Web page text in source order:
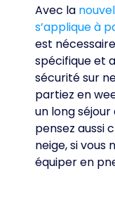
Avec la
s’applique à
est
spécifique et
sécurité sur
partiez en
un long
pensez aussi
neige, si vous
équiper en